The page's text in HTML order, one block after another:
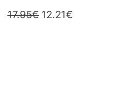
17.95€ 12.21€